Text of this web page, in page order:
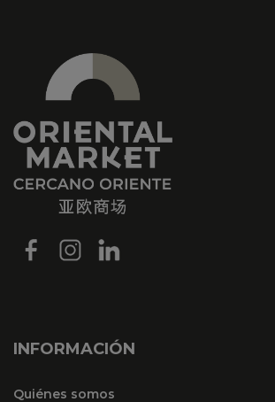
INFORMACIÓN
Quiénes somos